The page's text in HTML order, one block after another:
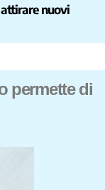
attirare nuovi
permette di